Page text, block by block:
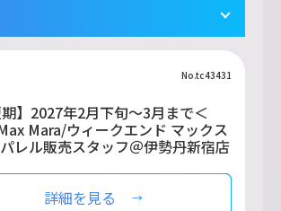
No.tc43431
】2027年2月下旬～3月まで＜
Mara/ウィークエンド マックス
レル販売スタッフ＠伊勢丹新宿店
詳細を見る